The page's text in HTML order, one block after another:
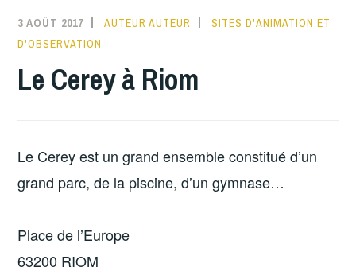
3 AOÛT 2017 AUTEUR AUTEUR
SITES D'ANIMATION ET
D'OBSERVATION
Le Cerey à Riom
Le Cerey est un grand ensemble constitué d’un
grand parc, de la piscine, d’un gymnase…
Place de l’Europe
63200 RIOM